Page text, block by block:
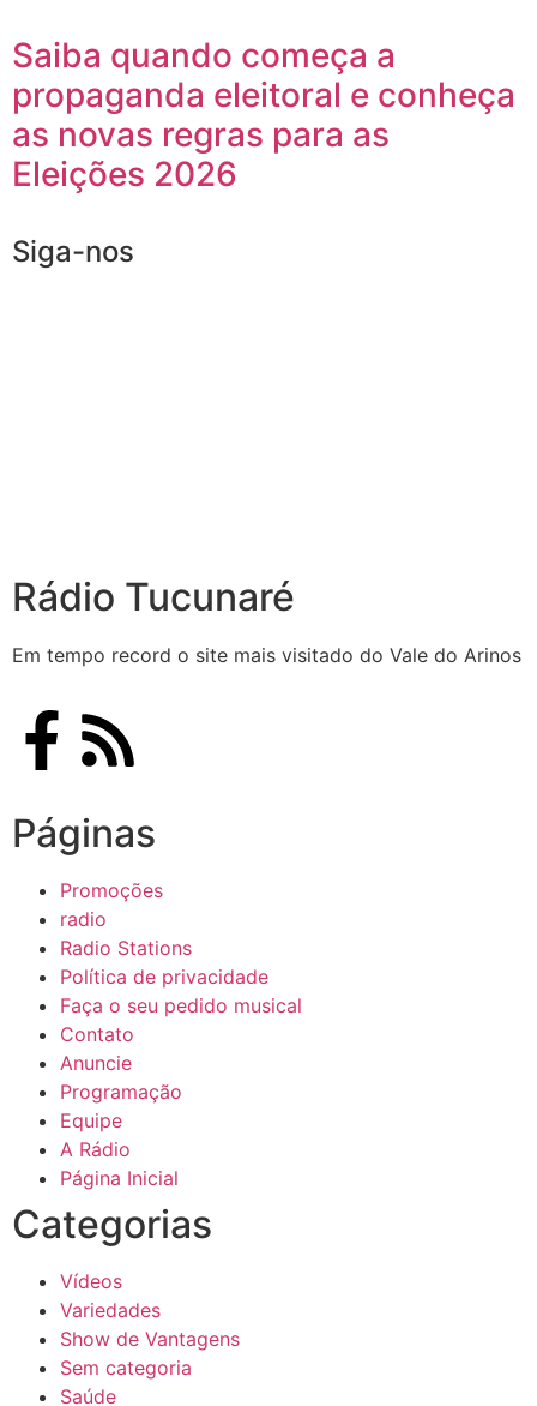
Saiba quando começa a
propaganda eleitoral e conheça
as novas regras para as
Eleições 2026
Siga-nos
Rádio Tucunaré
Em tempo record o site mais visitado do Vale do Arinos
Páginas
Promoções
radio
Radio Stations
Política de privacidade
Faça o seu pedido musical
Contato
Anuncie
Programação
Equipe
A Rádio
Página Inicial
Categorias
Vídeos
Variedades
Show de Vantagens
Sem categoria
Saúde